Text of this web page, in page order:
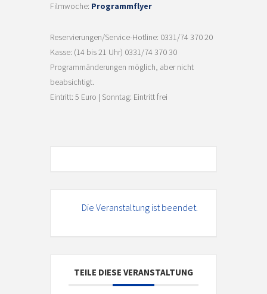
Filmwoche: Programmflyer
Reservierungen/Service-Hotline: 0331/74 370 20
Kasse: (14 bis 21 Uhr) 0331/74 370 30
Programmänderungen möglich, aber nicht
beabsichtigt.
Eintritt: 5 Euro | Sonntag: Eintritt frei
Die Veranstaltung ist beendet.
TEILE DIESE VERANSTALTUNG